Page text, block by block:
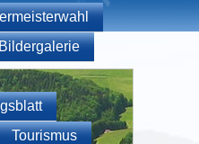
Tourismus